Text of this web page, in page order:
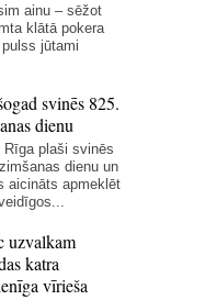
ainu – sēžot
klātā pokera
jūtami
svinēs 825.
dienu
Rīga plaši svinēs
dienu un
aicināts apmeklēt
uzvalkam
katra
vīrieša